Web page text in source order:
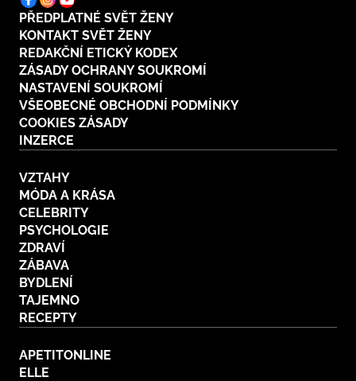
PŘEDPLATNÉ SVĚT ŽENY
KONTAKT SVĚT ŽENY
REDAKČNÍ ETICKÝ KODEX
ZÁSADY OCHRANY SOUKROMÍ
NASTAVENÍ SOUKROMÍ
VŠEOBECNÉ OBCHODNÍ PODMÍNKY
COOKIES ZÁSADY
INZERCE
VZTAHY
MÓDA A KRÁSA
CELEBRITY
PSYCHOLOGIE
ZDRAVÍ
ZÁBAVA
BYDLENÍ
TAJEMNO
RECEPTY
APETITONLINE
ELLE